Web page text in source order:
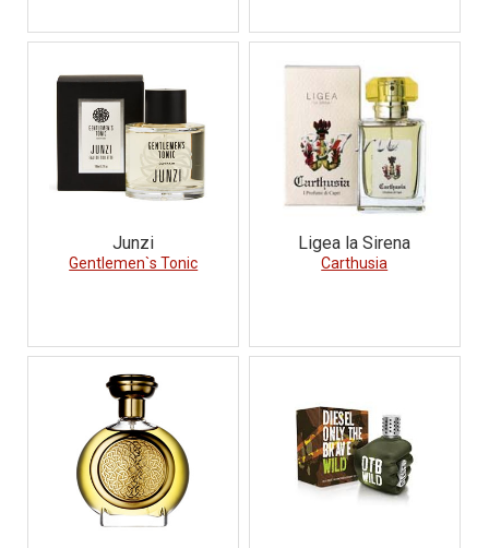
Junzi
Gentlemen`s Tonic
Ligea la Sirena
Carthusia